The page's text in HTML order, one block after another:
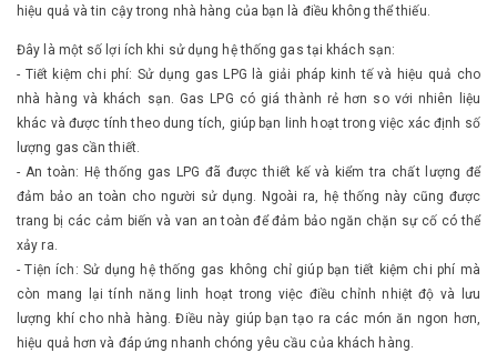
hiệu quả và tin cậy trong nhà hàng của bạn là điều không thể thiếu.
Đây là một số lợi ích khi sử dụng hệ thống gas tại khách sạn:
- Tiết kiệm chi phí: Sử dụng gas LPG là giải pháp kinh tế và hiệu quả cho
nhà hàng và khách sạn. Gas LPG có giá thành rẻ hơn so với nhiên liệu
khác và được tính theo dung tích, giúp bạn linh hoạt trong việc xác định số
lượng gas cần thiết.
- An toàn: Hệ thống gas LPG đã được thiết kế và kiểm tra chất lượng để
đảm bảo an toàn cho người sử dụng. Ngoài ra, hệ thống này cũng được
trang bị các cảm biến và van an toàn để đảm bảo ngăn chặn sự cố có thể
xảy ra.
- Tiện ích: Sử dụng hệ thống gas không chỉ giúp bạn tiết kiệm chi phí mà
còn mang lại tính năng linh hoạt trong việc điều chỉnh nhiệt độ và lưu
lượng khí cho nhà hàng. Điều này giúp bạn tạo ra các món ăn ngon hơn,
hiệu quả hơn và đáp ứng nhanh chóng yêu cầu của khách hàng.